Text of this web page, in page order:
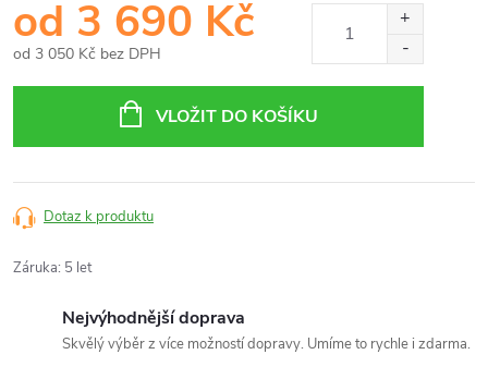
od 3 690 Kč
od 3 050 Kč bez DPH
VLOŽIT DO KOŠÍKU
Dotaz k produktu
Záruka: 5 let
Nejvýhodnější doprava
Skvělý výběr z více možností dopravy. Umíme to rychle i zdarma.